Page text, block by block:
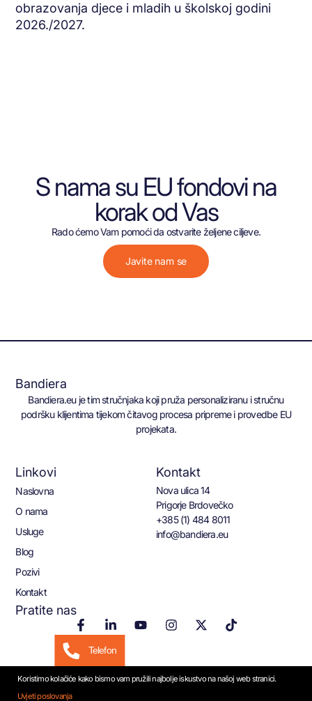
Koristimo kolačiće kako bismo vam pružili najbolje iskustvo na našoj web stranici.
Uvjeti poslovanja
obrazovanja djece i mladih u školskoj godini
2026./2027.
S nama su EU fondovi na
korak od Vas
Rado ćemo Vam pomoći da ostvarite željene ciljeve.
Javite nam se
Bandiera
Bandiera.eu je tim stručnjaka koji pruža personaliziranu i stručnu
podršku klijentima tijekom čitavog procesa pripreme i provedbe EU
projekata.
Linkovi
Naslovna
O nama
Usluge
Blog
Pozivi
Kontakt
Kontakt
Nova ulica 14
Prigorje Brdovečko
+385 (1) 484 8011
info@bandiera.eu
Pratite nas
Telefon
Email